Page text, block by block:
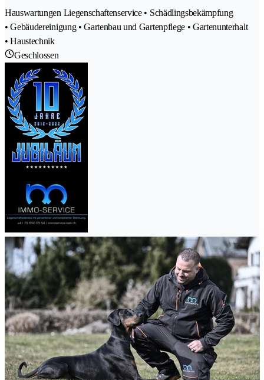
Hauswartungen Liegenschaftenservice • Schädlingsbekämpfung
• Gebäudereinigung • Gartenbau und Gartenpflege • Gartenunterhalt
• Haustechnik
Geschlossen